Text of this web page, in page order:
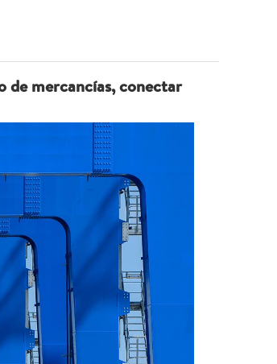
de mercancías, conectar